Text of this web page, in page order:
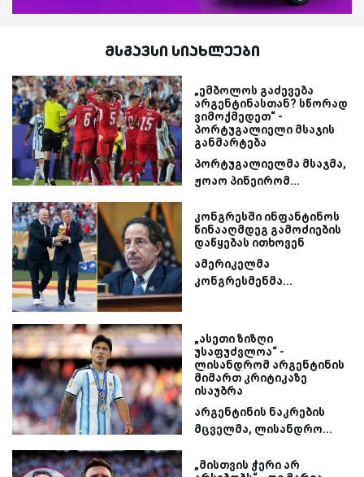
მსგავსი სიახლეები
„ემბოლოს გაძევება
არგენტინასთან? სწორად
ვიმოქმედეთ“ -
პორტუგალიელი მსაჯის
განმარტება
პორტუგალიელმა მსაჯმა,
ჟოაო პინეირომ...
კონგრესში ინფანტინოს
წინააღმდეგ გამოძიების
დაწყებას ითხოვენ
ამერიკელმა
კონგრესმენმა...
„ასეთი ზიზღი
უსაფუძვლოა“ -
ლისანდრომ არგენტინის
მიმართ კრიტიკაზე
ისაუბრა
არგენტინის ნაკრების
მცველმა, ლისანდრო...
„მისთვის ჭერი არ